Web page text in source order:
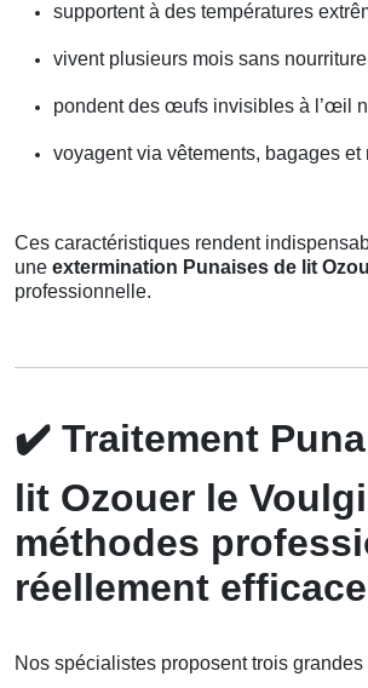
supportent à des températures
vivent plusieurs mois sans
pondent des œufs invisibles à l’œil
voyagent via vêtements, bagages et
Ces caractéristiques rendent
une extermination Punaises de lit
professionnelle.
✔️ Traitement
lit Ozouer le
méthodes
réellement
Nos spécialistes proposent trois grandes